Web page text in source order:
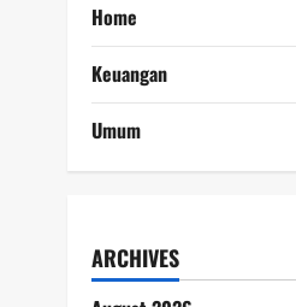
Home
Keuangan
Umum
ARCHIVES